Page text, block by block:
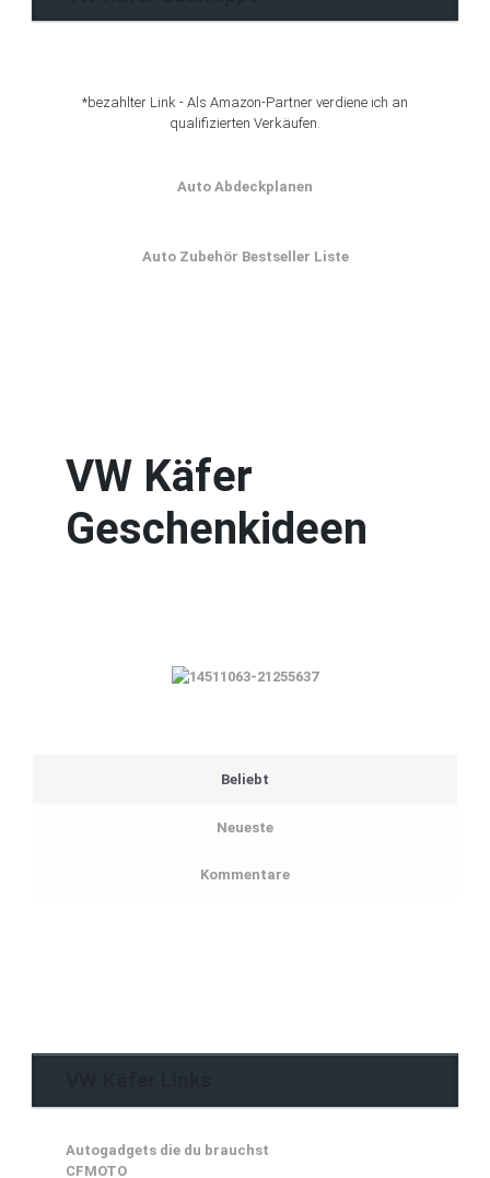
*bezahlter Link - Als Amazon-Partner verdiene ich an
qualifizierten Verkäufen.
Auto Abdeckplanen
Auto Zubehör Bestseller Liste
VW Käfer
Geschenkideen
Beliebt
Neueste
Kommentare
Autogadgets die du brauchst
CFMOTO